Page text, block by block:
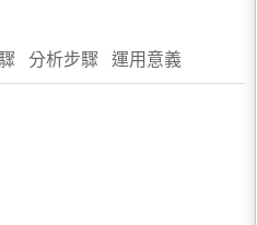
分析步驟 運用意義